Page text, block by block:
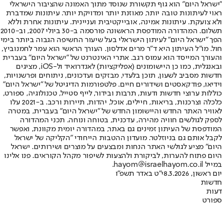
"ישראל היום" הוא גוף תקשורת שנוסד מתוך האמונה שהציבור הישראלי
ראוי לעיתונות טובה יותר, מאוזנת יותר ומדויקת יותר. עיתונות שמדברת
ולא צועקת. עיתונות אמינה, אובייקטיבית ועניינית. עיתונות אחרת וללא
תשלום. המהדורה המודפסת הראשונה פורסמה ב-30 ביולי 2007, וב-2010
הפך "ישראל היום" לעיתון הישראלי בעל שיעור החשיפה הגבוה ביותר בימי
חול. מו"ל העיתון היא ד"ר מרים אדלסון. העורך הראשי הוא עמר לחמנוביץ,
והעורך המייסד הוא עמוס רגב. אתרי האינטרנט של "ישראל היום" בעברית
ובאנגלית, כמו כן היישומונים (אפליקציות) לאנדרואיד ול-iOS, מציגים
חדשות מסביב לשעון, תוכן בלעדי, מבזקים ועדכונים, ניתוחים ופרשנויות,
וידיאו, פודקאסטים ושידורים חיים. פלטפורמות הדיגיטל של "ישראל היום"
כוללות ערוצי חדשות ודעות, תרבות ובידור, לייף סטייל, טכנולוגיה, ספורט,
כלכלה וצרכנות, בריאות, חיילים, אוכל, יהדות, תיירות ורכב. ב-2021 עלו
לאוויר האתר החדש והיישומון החדש של "ישראל היום" בעברית, במטרה
לספק לגולשים חוויה מהירה, עדכנית, בטוחה ונוחה. תכני המהדורה
המודפסת של העיתון זמינים גם באתר, במהדורה יומית מקוונת, ואפשר
לקבל אותם גם בניוזלטר. מועדון ההטבות הייחודי "הקליקה של ישראל
היום" מציע לגולשי האתר הנחות ומבצעים על מוצרים ושירותים. ישראל
היום פתוח להערות, לביקורת ולהצעות לשיפור מקהל הקוראים. פנו אלינו
במייל hayom@israelhayom.co.il.
יום ראשון, 8.3.2026
י"ט באדר תשפ"ו
חדשות
דעות
ספורט